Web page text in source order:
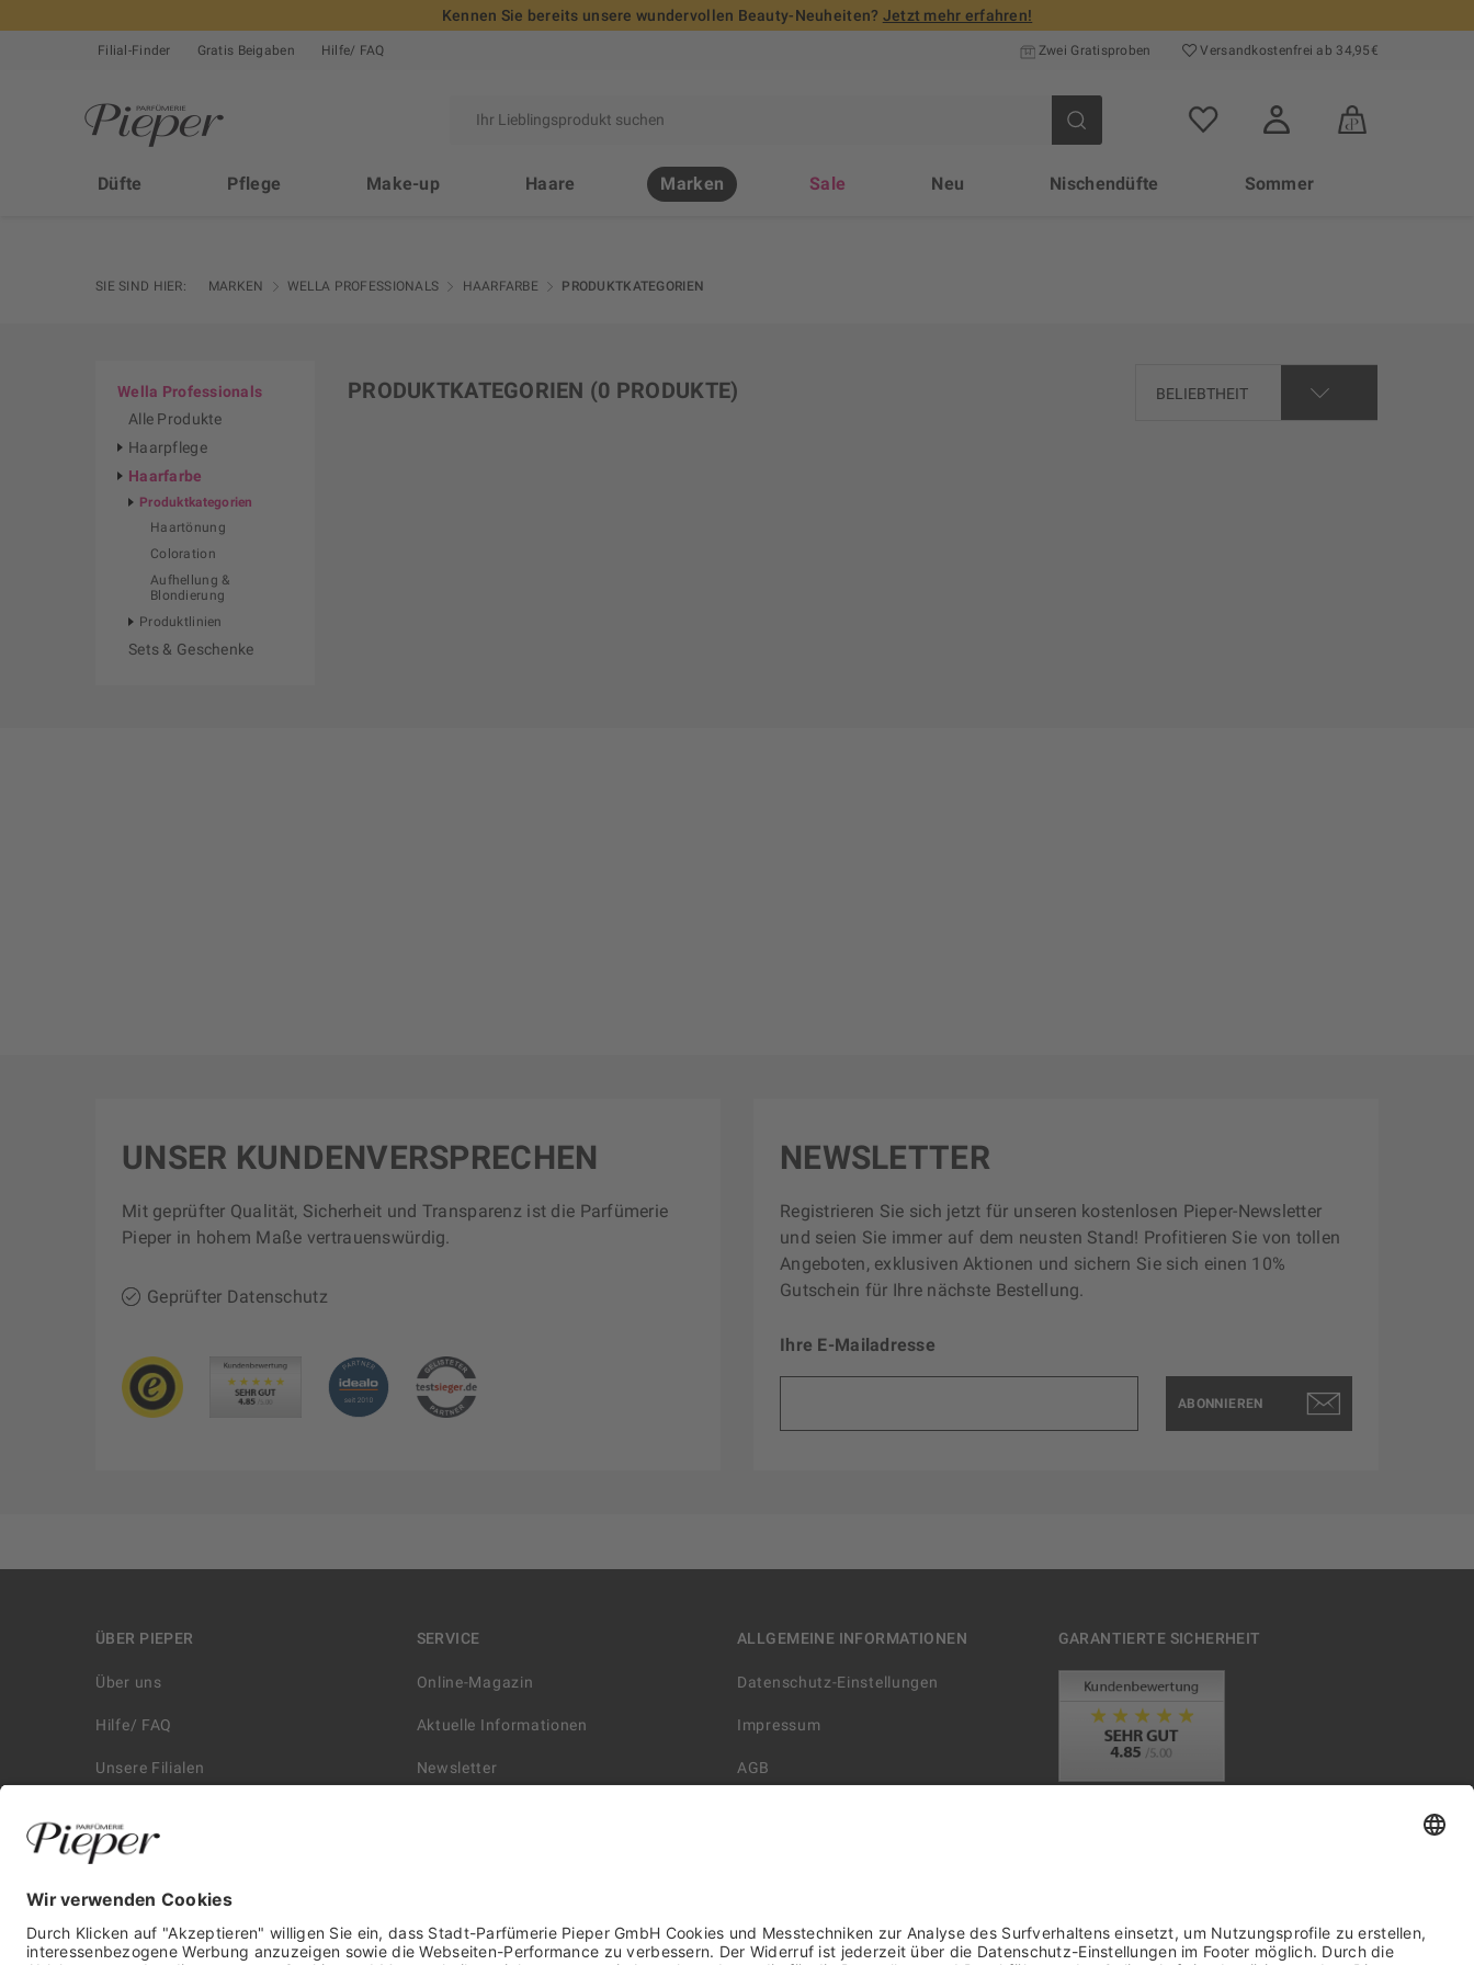
Kennen Sie bereits unsere wundervollen Beauty-Neuheiten? Jetzt mehr erfahren!
Filial-Finder Gratis Beigaben Hilfe/ FAQ Zwei Gratisproben Versand­kosten­frei ab 34,95€
Düfte Pflege Make-up Haare Marken Sale Neu Nischendüfte Sommer
SIE SIND HIER: MARKEN WELLA PROFESSIONALS HAARFARBE PRODUKTKATEGORIEN
Wella Professionals
Alle Produkte
Haarpflege
Haarfarbe
Produktkategorien
Haartönung
Coloration
Aufhellung &
Blondierung
Produktlinien
Sets & Geschenke
PRODUKTKATEGORIEN (0 PRODUKTE)
NEWSLETTER
Registrieren Sie sich jetzt für unseren kostenlosen Pieper-Newsletter
und seien Sie immer auf dem neusten Stand! Profitieren Sie von tollen
Angeboten, exklusiven Aktionen und sichern Sie sich einen 10%
Gutschein für Ihre nächste Bestellung.
Ihre E-Mailadresse
ABONNIEREN
UNSER KUNDENVERSPRECHEN
Mit geprüfter Qualität, Sicherheit und Transparenz ist die Parfümerie
Pieper in hohem Maße vertrauenswürdig.
Geprüfter Datenschutz
ÜBER PIEPER
Über uns
Hilfe/ FAQ
Unsere Filialen
Historie
Affiliate
Karriere
SERVICE
Online-Magazin
Aktuelle Informationen
Newsletter
Autorisierter Händler/ YBPN
ALLGEMEINE INFORMATIONEN
Datenschutz-Einstellungen
Impressum
AGB
Informationen zur Barrierefreiheit
GARANTIERTE SICHERHEIT